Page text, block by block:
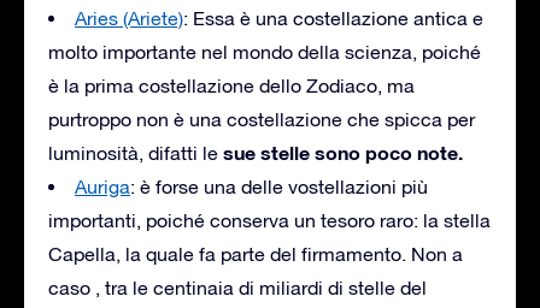
Aries (Ariete): Essa è una costellazione antica e
molto importante nel mondo della scienza, poiché
è la prima costellazione dello Zodiaco, ma
purtroppo non è una costellazione che spicca per
luminosità, difatti le sue stelle sono poco note.
Auriga: è forse una delle vostellazioni più
importanti, poiché conserva un tesoro raro: la stella
Capella, la quale fa parte del firmamento. Non a
caso , tra le centinaia di miliardi di stelle del